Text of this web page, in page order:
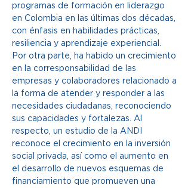
programas de formación en liderazgo
en Colombia en las últimas dos décadas,
con énfasis en habilidades prácticas,
resiliencia y aprendizaje experiencial.
Por otra parte, ha habido un crecimiento
en la corresponsabilidad de las
empresas y colaboradores relacionado a
la forma de atender y responder a las
necesidades ciudadanas, reconociendo
sus capacidades y fortalezas. Al
respecto, un estudio de la ANDI
reconoce el crecimiento en la inversión
social privada, así como el aumento en
el desarrollo de nuevos esquemas de
financiamiento que promueven una